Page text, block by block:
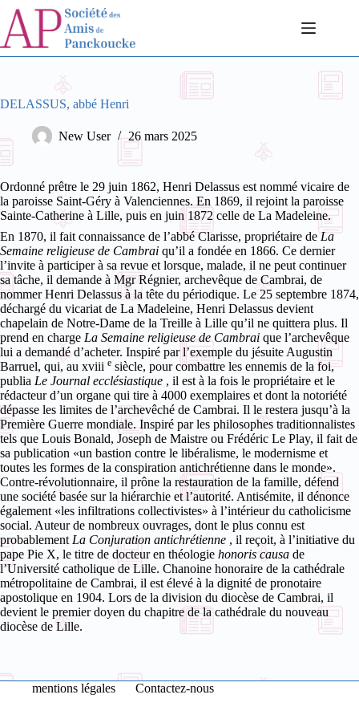
Passer
contenu
DELASSUS, abbé Henri
New User 26 mars 2025
Ordonné prêtre le 29 juin 1862, Henri Delassus est nommé vicaire de
la paroisse Saint-Géry à Valenciennes. En 1869, il rejoint la paroisse
Sainte-Catherine à Lille, puis en juin 1872 celle de La Madeleine.
En 1870, il fait connaissance de l’abbé Clarisse, propriétaire de La
Semaine religieuse de Cambrai qu’il a fondée en 1866. Ce dernier
l’invite à participer à sa revue et lorsque, malade, il ne peut continuer
sa tâche, il demande à Mgr Régnier, archevêque de Cambrai, de
nommer Henri Delassus à la tête du périodique. Le 25 septembre 1874,
déchargé du vicariat de La Madeleine, Henri Delassus devient
chapelain de Notre-Dame de la Treille à Lille qu’il ne quittera plus. Il
prend en charge La Semaine religieuse de Cambrai que l’archevêque
lui a demandé d’acheter. Inspiré par l’exemple du jésuite Augustin
Barruel, qui, au xviii e siècle, pour combattre les ennemis de la foi,
publia Le Journal ecclésiastique , il est à la fois le propriétaire et le
rédacteur d’un organe qui tire à 4000 exemplaires et dont la notoriété
dépasse les limites de l’archevêché de Cambrai. Il le restera jusqu’à la
Première Guerre mondiale. Inspiré par les philosophes traditionnalistes
tels que Louis Bonald, Joseph de Maistre ou Frédéric Le Play, il fait de
sa publication «un bastion contre le libéralisme, le modernisme et
toutes les formes de la conspiration antichrétienne dans le monde».
Contre-révolutionnaire, il prône la restauration de la famille, défend
une société basée sur la hiérarchie et l’autorité. Antisémite, il dénonce
également «les infiltrations collectivistes» à l’intérieur du catholicisme
social. Auteur de nombreux ouvrages, dont le plus connu est
probablement La Conjuration antichrétienne , il reçoit, à l’initiative du
pape Pie X, le titre de docteur en théologie honoris causa de
l’Université catholique de Lille. Chanoine honoraire de la cathédrale
métropolitaine de Cambrai, il est élevé à la dignité de pronotaire
apostolique en 1904. Lors de la division du diocèse de Cambrai, il
devient le premier doyen du chapitre de la cathédrale du nouveau
diocèse de Lille.
mentions légales Contactez-nous